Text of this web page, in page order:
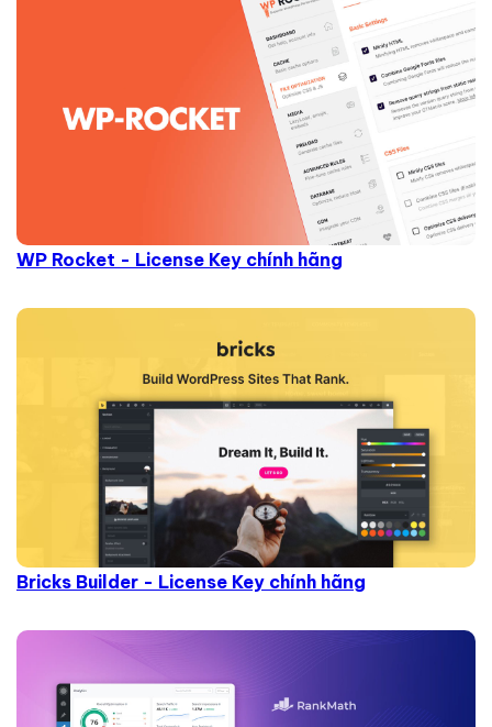
WP Rocket - License Key chính hãng
Bricks Builder - License Key chính hãng